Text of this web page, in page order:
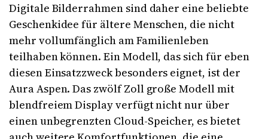
Digitale Bilderrahmen sind daher eine beliebte
Geschenkidee für ältere Menschen, die nicht
mehr vollumfänglich am Familienleben
teilhaben können. Ein Modell, das sich für eben
diesen Einsatzzweck besonders eignet, ist der
Aura Aspen. Das zwölf Zoll große Modell mit
blendfreiem Display verfügt nicht nur über
einen unbegrenzten Cloud-Speicher, es bietet